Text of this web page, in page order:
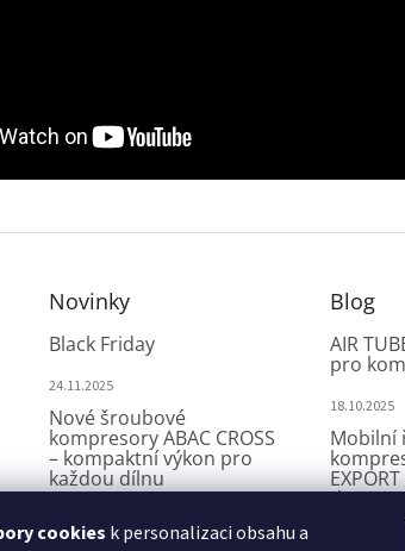
cookies k personalizaci obsahu a
Novinky
Black Friday
24.11.2025
Nové šroubové
kompresory ABAC CROSS
– kompaktní výkon pro
každou dílnu
Blog
AIR
pro
18.10.2025
Mobilní